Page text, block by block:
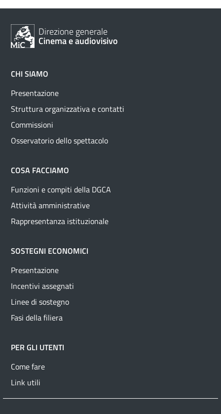
Direzione generale
Cinema e audiovisivo
CHI SIAMO
Presentazione
Struttura organizzativa e contatti
Commissioni
Osservatorio dello spettacolo
COSA FACCIAMO
Funzioni e compiti della DGCA
Attività amministrative
Rappresentanza istituzionale
SOSTEGNI ECONOMICI
Presentazione
Incentivi assegnati
Linee di sostegno
Fasi della filiera
PER GLI UTENTI
Come fare
Link utili